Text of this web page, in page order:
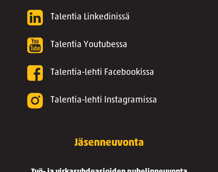
Talentia Linkedinissä
Talentia Youtubessa
Talentia-lehti Facebookissa
Talentia-lehti Instagramissa
Jäsenneuvonta